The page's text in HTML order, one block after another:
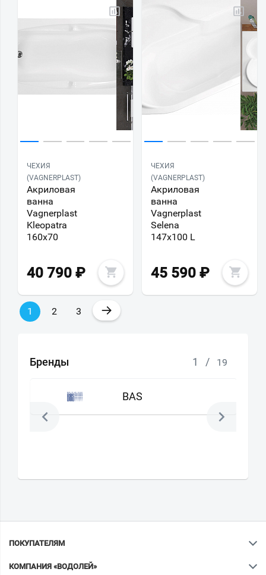
ЧЕХИЯ
(VAGNERPLAST)
Акриловая
ванна
Vagnerplast
Kleopatra
160х70
40 790 ₽
ЧЕХИЯ
(VAGNERPLAST)
Акриловая
ванна
Vagnerplast
Selena
147х100 L
45 590 ₽
1 2 3 →
Бренды 1 / 19
BAS
ПОКУПАТЕЛЯМ
КОМПАНИЯ «ВОДОЛЕЙ»